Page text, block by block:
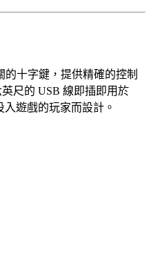
的十字鍵，提供精確的控制
尺的 USB 線即插即用於
遊戲的玩家而設計。